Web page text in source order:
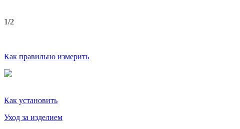
1/2
Как правильно измерить
Как установить
Уход за изделием